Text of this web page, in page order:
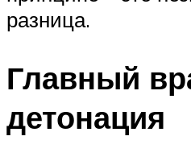
разница.
Главный
детонация